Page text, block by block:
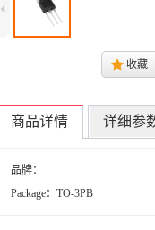
4
. 收藏
商品详情 详细参
品牌：
Package：TO-3PB